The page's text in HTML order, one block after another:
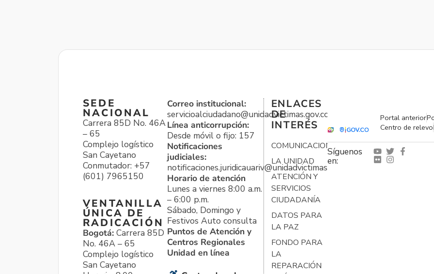
SEDE
NACIONAL
Carrera 85D No. 46A
– 65
Complejo logístico
San Cayetano
Conmutador: +57
(601) 7965150
VENTANILLA
ÚNICA DE
RADICACIÓN
Bogotá: Carrera 85D
No. 46A – 65
Complejo logístico
San Cayetano
Correo institucional:
servicioalciudadano@unidadvictimas.gov.co
Línea anticorrupción:
Desde móvil o fijo: 157
Notificaciones
judiciales:
notificaciones.juridicauariv@unidadvictimas.gov.co
Horario de atención
Lunes a viernes 8:00 a.m.
– 6:00 p.m.
Sábado, Domingo y
Festivos Auto consulta
Puntos de Atención y
Centros Regionales
Unidad en línea
ENLACES
DE
INTERÉS
COMUNICACIONES
LA UNIDAD
ATENCIÓN Y
SERVICIOS
CIUDADANÍA
DATOS PARA
LA PAZ
FONDO PARA
LA
REPARACIÓN
Portal anterior
Centro de relevo
Síguenos
en: